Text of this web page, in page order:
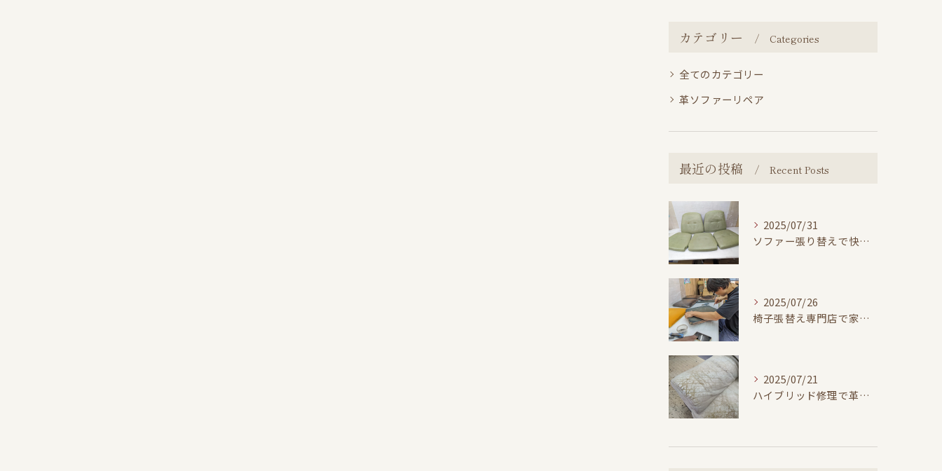
カテゴリー Categories
全てのカテゴリー
革ソファーリペア
最近の投稿 Recent Posts
2025/07/31
ソファー張り替えで快適な暮らし
2025/07/26
椅子張替え専門店で家具を長寿命化する方法
2025/07/21
ハイブリッド修理で革ソファーをリーズナブルに再生